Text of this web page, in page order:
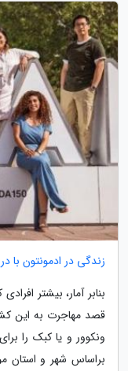
زندگی در ادمونتون با
بنابر آمار، بیشتر
قصد مهاجرت به این
ونکوور و یا کبک را
براساس شهر و استان